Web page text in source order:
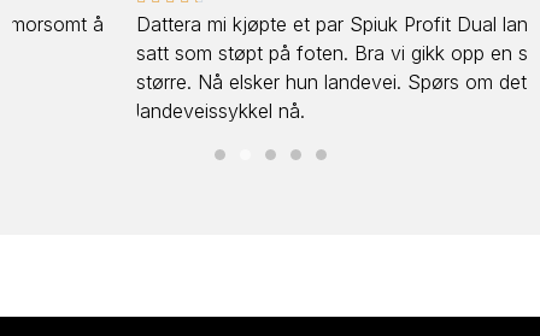
Dattera mi kjøpte et par Spiuk Profit Dual landeveissko,
satt som støpt på foten. Bra vi gikk opp en størrelse
større. Nå elsker hun landevei. Spørs om det blir en ny
landeveissykkel nå.